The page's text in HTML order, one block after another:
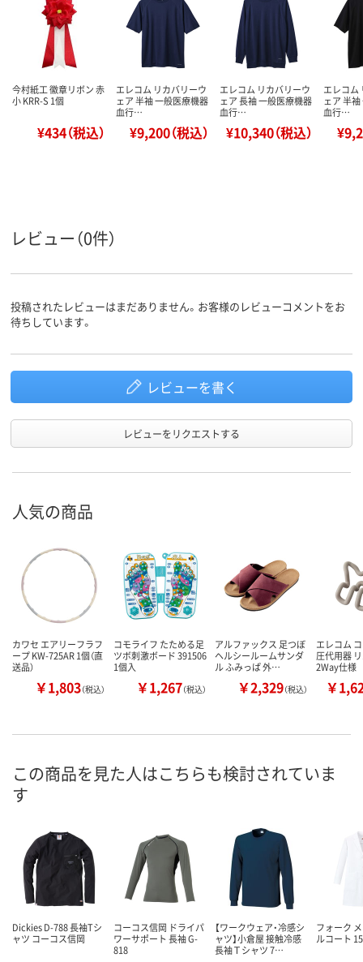
今村紙工 徽章リボン 赤
小 KRR-S 1個
¥434（税込）
エレコム リカバリーウ
ェア 半袖 一般医療機器
血行…
¥9,200（税込）
エレコム リカバリーウ
ェア 長袖 一般医療機器
血行…
¥10,340（税込）
エレコム
ェア 半
血行…
レビュー（0件）
投稿されたレビューはまだありません。お客様のレビューコメントをお
待ちしています。
レビューを書く
レビューをリクエストする
人気の商品
カワセ エアリーフラフ
ープ KW-725AR 1個（直
送品）
￥1,803（税込）
コモライフ たためる足
ツボ刺激ボード 391506
1個入
￥1,267（税込）
アルファックス 足つぼ
ヘルシールームサンダ
ル ふみっぱ 外…
￥2,329（税込）
エレコム
圧代用器
2Way仕様
￥
この商品を見た人はこちらも検討されていま
す
Dickies D-788 長袖Tシ
ャツ コーコス信岡
コーコス信岡 ドライパ
ワーサポート 長袖 G-
818
【ワークウェア・冷感シ
ャツ】小倉屋 接触冷感
長袖Ｔシャツ 7…
フォーク
ルコート